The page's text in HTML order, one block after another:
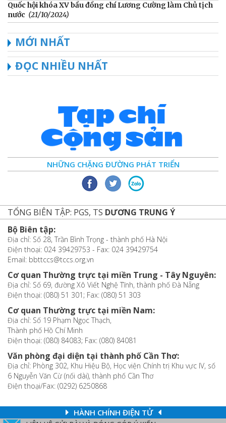
Quốc hội khóa XV bầu đồng chí Lương Cường làm Chủ tịch
nước (21/10/2024)
MỚI NHẤT
ĐỌC NHIỀU NHẤT
NHỮNG CHẶNG ĐƯỜNG PHÁT TRIỂN
TỔNG BIÊN TẬP: PGS, TS DƯƠNG TRUNG Ý
Bộ Biên tập:
Địa chỉ: Số 28, Trần Bình Trọng - thành phố Hà Nội
Điện thoại: 024 39429753 - Fax: 024 39429754
Email: bbttccs@tccs.org.vn
Cơ quan Thường trực tại miền Trung - Tây Nguyên:
Địa chỉ: Số 69, đường Xô Viết Nghệ Tĩnh, thành phố Đà Nẵng
Điện thoại: (080) 51 301; Fax: (080) 51 303
Cơ quan Thường trực tại miền Nam:
Địa chỉ: Số 19 Phạm Ngọc Thạch,
Thành phố Hồ Chí Minh
Điện thoại: (080) 84083; Fax: (080) 84081
Văn phòng đại diện tại thành phố Cần Thơ:
Địa chỉ: Phòng 302, Khu Hiệu Bộ, Học viện Chính trị Khu vực IV, số
6 Nguyễn Văn Cừ (nối dài), thành phố Cần Thơ
Điện thoại/Fax: (0292) 6250868
HÀNH CHÍNH ĐIỆN TỬ